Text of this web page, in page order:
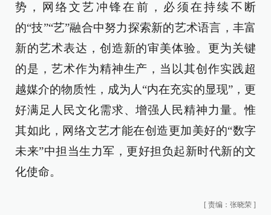
势，网络文艺冲锋在前，必须在持续不断
的“技”“艺”融合中努力探索新的艺术语言，丰富
新的艺术表达，创造新的审美体验。更为关键
的是，艺术作为精神生产，当以其创作实践超
越媒介的物质性，成为人“内在充实的显现”，更
好满足人民文化需求、增强人民精神力量。惟
其如此，网络文艺才能在创造更加美好的“数字
未来”中担当生力军，更好担负起新时代新的文
化使命。
[ 责编：张晓荣 ]